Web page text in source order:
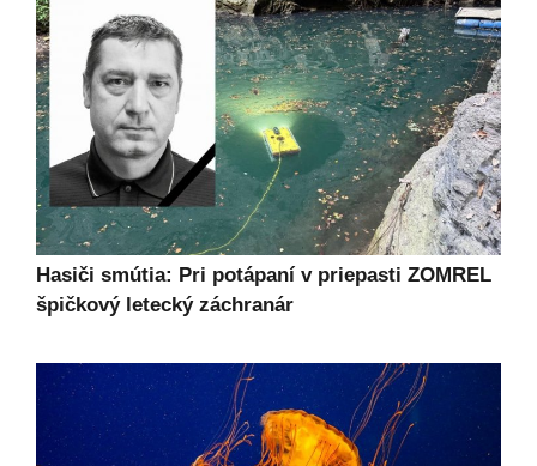
Hasiči smútia: Pri potápaní v priepasti ZOMREL
špičkový letecký záchranár